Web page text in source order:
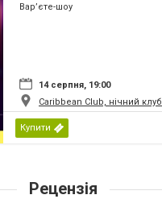
Вар’єте-шоу
14 серпня, 19:00
Caribbean Club, нічний клуб
Купити
Рецензія